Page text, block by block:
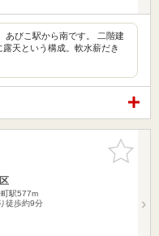
あびこ駅から南です。 二階建
天という構成。軟水薪だき
お気に入
りに追加
駅577m
徒歩約9分